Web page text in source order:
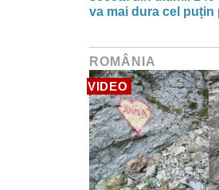
va mai dura cel
ROMÂNIA
VIDEO